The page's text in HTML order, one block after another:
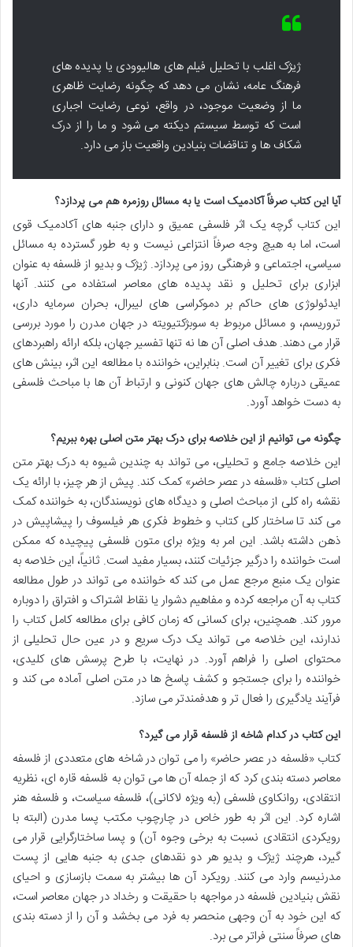
ژیژک اغلب با تحلیل فیلم های هالیوودی یا پدیده های
فرهنگ عامه، نشان می دهد که چگونه رضایت ظاهری
ما از وضعیت موجود، در واقع، نوعی رضایت اجباری
است که توسط سیستم دیکته می شود و ما را از درک
شکاف ها و تناقضات بنیادین واقعیت باز می دارد.
آیا این کتاب صرفاً آکادمیک است یا به مسائل روزمره هم می پردازد؟
این کتاب گرچه یک اثر فلسفی عمیق و دارای جنبه های آکادمیک قوی
است، اما به هیچ وجه صرفاً انتزاعی نیست و به طور گسترده به مسائل
سیاسی، اجتماعی و فرهنگی روز می پردازد. ژیژک و بدیو از فلسفه به عنوان
ابزاری برای تحلیل و نقد پدیده های معاصر استفاده می کنند. آنها
ایدئولوژی های حاکم بر دموکراسی های لیبرال، بحران سرمایه داری،
تروریسم، و مسائل مربوط به سوبژکتیویته در جهان مدرن را مورد بررسی
قرار می دهند. هدف اصلی آن ها نه تنها تفسیر جهان، بلکه ارائه راهبردهای
فکری برای تغییر آن است. بنابراین، خواننده با مطالعه این اثر، بینش های
عمیقی درباره چالش های جهان کنونی و ارتباط آن ها با مباحث فلسفی
به دست خواهد آورد.
چگونه می توانیم از این خلاصه برای درک بهتر متن اصلی بهره ببریم؟
این خلاصه جامع و تحلیلی، می تواند به چندین شیوه به درک بهتر متن
اصلی کتاب «فلسفه در عصر حاضر» کمک کند. پیش از هر چیز، با ارائه یک
نقشه راه کلی از مباحث اصلی و دیدگاه های نویسندگان، به خواننده کمک
می کند تا ساختار کلی کتاب و خطوط فکری هر فیلسوف را پیشاپیش در
ذهن داشته باشد. این امر به ویژه برای متون فلسفی پیچیده که ممکن
است خواننده را درگیر جزئیات کنند، بسیار مفید است. ثانیاً، این خلاصه به
عنوان یک منبع مرجع عمل می کند که خواننده می تواند در طول مطالعه
کتاب به آن مراجعه کرده و مفاهیم دشوار یا نقاط اشتراک و افتراق را دوباره
مرور کند. همچنین، برای کسانی که زمان کافی برای مطالعه کامل کتاب را
ندارند، این خلاصه می تواند یک درک سریع و در عین حال تحلیلی از
محتوای اصلی را فراهم آورد. در نهایت، با طرح پرسش های کلیدی،
خواننده را برای جستجو و کشف پاسخ ها در متن اصلی آماده می کند و
فرآیند یادگیری را فعال تر و هدفمندتر می سازد.
این کتاب در کدام شاخه از فلسفه قرار می گیرد؟
کتاب «فلسفه در عصر حاضر» را می توان در شاخه های متعددی از فلسفه
معاصر دسته بندی کرد که از جمله آن ها می توان به فلسفه قاره ای، نظریه
انتقادی، روانکاوی فلسفی (به ویژه لاکانی)، فلسفه سیاست، و فلسفه هنر
اشاره کرد. این اثر به طور خاص در چارچوب مکتب پسا مدرن (البته با
رویکردی انتقادی نسبت به برخی وجوه آن) و پسا ساختارگرایی قرار می
گیرد، هرچند ژیژک و بدیو هر دو نقدهای جدی به جنبه هایی از پست
مدرنیسم وارد می کنند. رویکرد آن ها بیشتر به سمت بازسازی و احیای
نقش بنیادین فلسفه در مواجهه با حقیقت و رخداد در جهان معاصر است،
که این خود به آن وجهی منحصر به فرد می بخشد و آن را از دسته بندی
های صرفاً سنتی فراتر می برد.